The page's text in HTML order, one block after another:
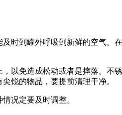
时到罐外呼吸到新鲜的空气。
以免造成松动或者是摔落。 不
锐的物品，要提前清理干净。
况定要及时调整。